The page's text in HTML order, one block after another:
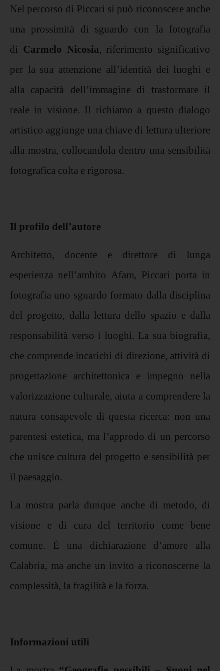
Nel percorso di Piccari si può riconoscere anche
una prossimità di sguardo con la fotografia
di Carmelo Nicosia , riferimento significativo
per la sua attenzione all’identità dei luoghi e
alla capacità dell’immagine di trasformare il
reale in visione. Il richiamo a questo dialogo
artistico aggiunge una chiave di lettura ulteriore
alla mostra, collocandola dentro una sensibilità
fotografica colta e rigorosa.
Il profilo dell’autore
Architetto, docente e direttore di lunga
esperienza nell’ambito Afam, Piccari porta in
fotografia uno sguardo formato dalla disciplina
del progetto, dalla lettura dello spazio e dalla
responsabilità verso i luoghi. La sua biografia,
che comprende incarichi di direzione, attività di
progettazione architettonica e impegno nella
valorizzazione culturale, aiuta a comprendere la
natura consapevole di questa ricerca: non una
parentesi estetica, ma l’approdo di un percorso
che unisce cultura del progetto e sensibilità per
il paesaggio.
La mostra parla dunque anche di metodo, di
visione e di cura del territorio come bene
comune. È una dichiarazione d’amore alla
Calabria, ma anche un invito a riconoscerne la
complessità, la fragilità e la forza.
Informazioni utili